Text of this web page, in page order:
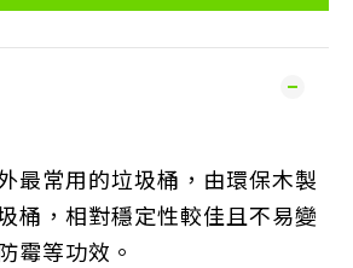
最常用的垃圾桶，由環保木製
桶，相對穩定性較佳且不易變
霉等功效。